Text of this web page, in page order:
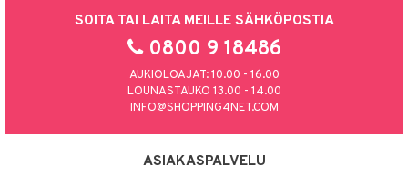
SOITA TAI LAITA MEILLE SÄHKÖPOSTIA
0800 9 18486
AUKIOLOAJAT: 10.00 - 16.00
LOUNASTAUKO 13.00 - 14.00
INFO@SHOPPING4NET.COM
ASIAKASPALVELU